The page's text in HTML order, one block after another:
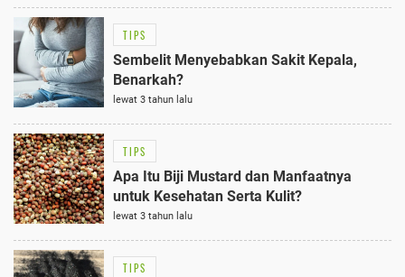
TIPS
Sembelit Menyebabkan Sakit Kepala,
Benarkah?
lewat 3 tahun lalu
TIPS
Apa Itu Biji Mustard dan Manfaatnya
untuk Kesehatan Serta Kulit?
lewat 3 tahun lalu
TIPS